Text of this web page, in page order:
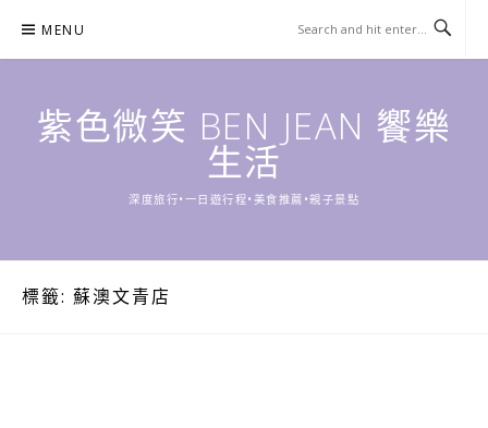
content
MENU
紫色微笑 BEN JEAN 饗樂
生活
深度旅行•一日遊行程•美食推薦•親子景點
標籤: 蘇澳文青店